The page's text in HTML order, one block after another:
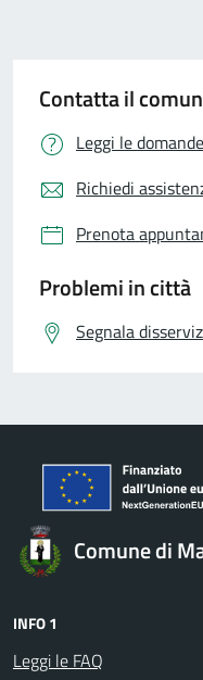
Contatta il
Leggi le
Richiedi
Prenota
Problemi in città
Segnala
Comune di
INFO 1
Leggi le FAQ